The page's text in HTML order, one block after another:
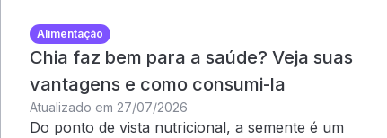
Alimentação
Chia faz bem para a saúde? Veja suas
vantagens e como consumi-la
Atualizado em 27/07/2026
Do ponto de vista nutricional, a semente é um